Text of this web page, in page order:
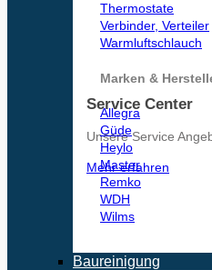
Service Center
Unsere Service
Mehr erfahren
Thermostate
Verbinder, Verteiler
Warmluftschlauch
Marken &
Allegra
Güde
Heylo
Master
Remko
WDH
Wilms
Baureinigung